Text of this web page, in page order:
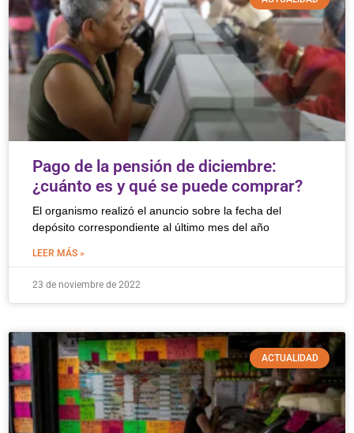
Pago de la pensión de diciembre:
¿cuánto es y qué se puede comprar?
El organismo realizó el anuncio sobre la fecha del
depósito correspondiente al último mes del año
LEER MÁS »
23 de noviembre de 2022
ACTUALIDAD